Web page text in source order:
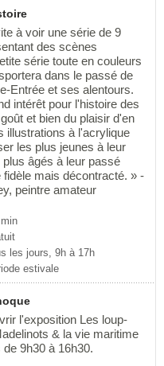
à voir une série de 9
des scènes
série toute en couleurs
dans le passé de
Entrée et ses alentours.
intérêt pour l'histoire des
et bien du plaisir d'en
illustrations à l'acrylique
les plus jeunes à leur
plus âgés à leur passé
mais décontracté. » -
peintre amateur
les jours, 9h à 17h
estivale
l'exposition Les loup-
& la vie maritime
9h30 à 16h30.